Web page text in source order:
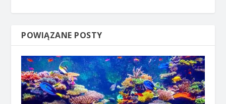
POWIĄZANE POSTY